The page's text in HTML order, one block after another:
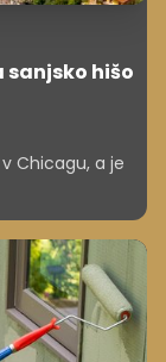
hišo
Chicagu, a je